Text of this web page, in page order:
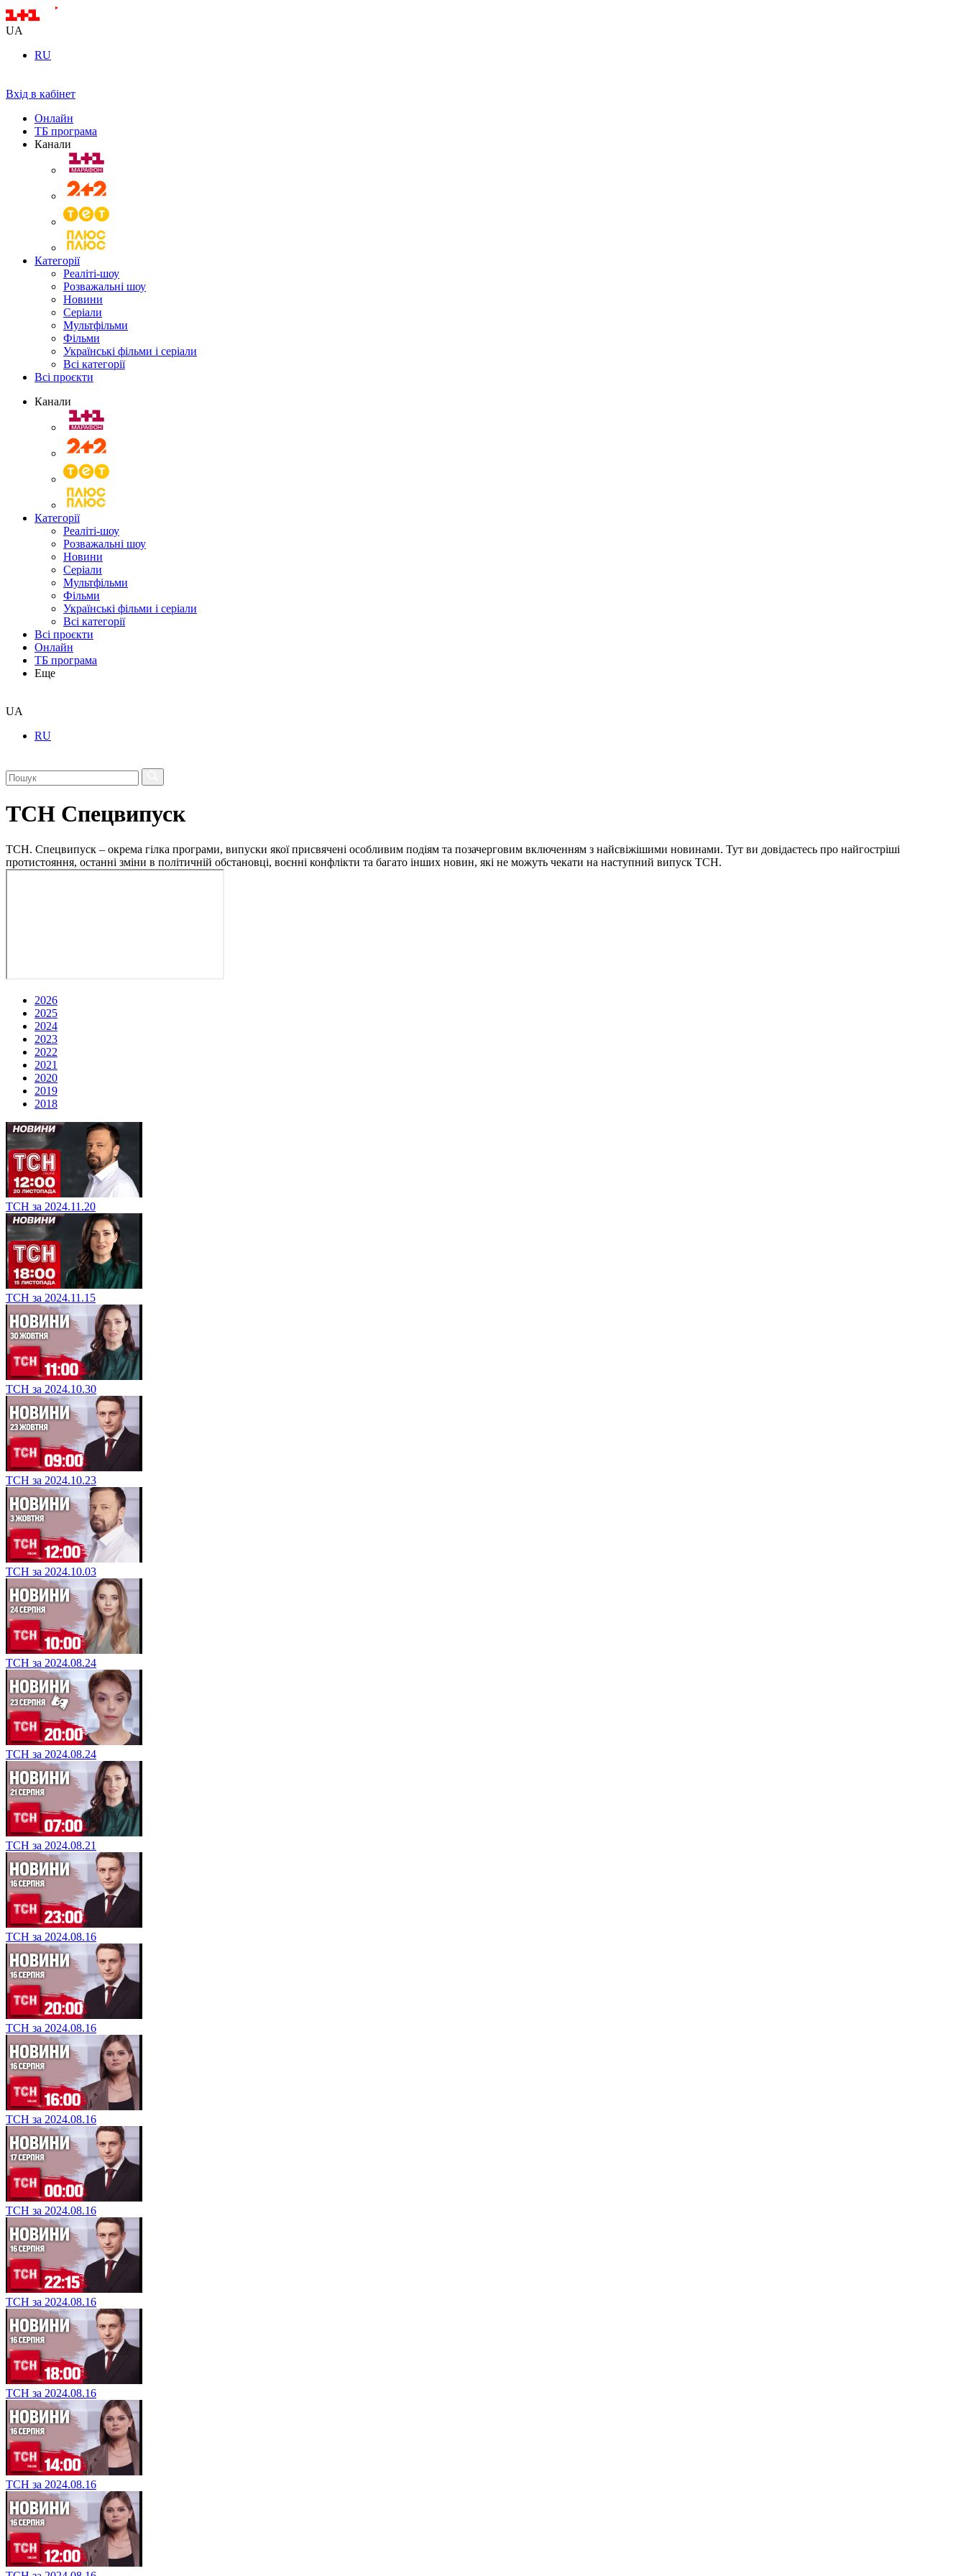
UA
RU
Вхід в кабінет
Онлайн
ТБ програма
Канали
Категорії
Реаліті-шоу
Розважальні шоу
Новини
Серіали
Мультфільми
Фільми
Українські фільми і серіали
Всі категорії
Всі проєкти
Канали
Категорії
Реаліті-шоу
Розважальні шоу
Новини
Серіали
Мультфільми
Фільми
Українські фільми і серіали
Всі категорії
Всі проєкти
Онлайн
ТБ програма
Еще
UA
RU
ТСН Спецвипуск
ТСН. Спецвипуск – окрема гілка програми, випуски якої присвячені особливим подіям та позачерговим включенням з найсвіжішими новинами. Тут ви довідаєтесь про найгостріші
протистояння, останні зміни в політичній обстановці, воєнні конфлікти та багато інших новин, які не можуть чекати на наступний випуск ТСН.
2026
2025
2024
2023
2022
2021
2020
2019
2018
ТСН за 2024.11.20
ТСН за 2024.11.15
ТСН за 2024.10.30
ТСН за 2024.10.23
ТСН за 2024.10.03
ТСН за 2024.08.24
ТСН за 2024.08.24
ТСН за 2024.08.21
ТСН за 2024.08.16
ТСН за 2024.08.16
ТСН за 2024.08.16
ТСН за 2024.08.16
ТСН за 2024.08.16
ТСН за 2024.08.16
ТСН за 2024.08.16